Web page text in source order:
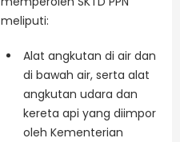
meliputi:
Alat angkutan di air dan
di bawah air, serta alat
angkutan udara dan
kereta api yang diimpor
oleh Kementerian